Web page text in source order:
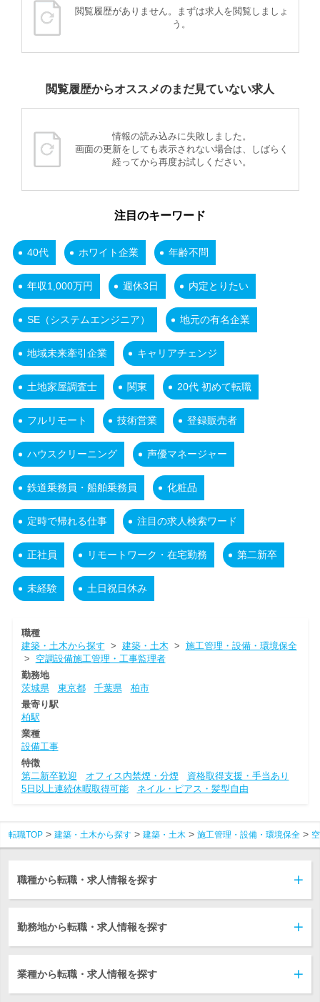
閲覧履歴がありません。まずは求人を閲覧しましょ
う。
閲覧履歴からオススメのまだ見ていない求人
情報の読み込みに失敗しました。
画面の更新をしても表示されない場合は、しばらく
経ってから再度お試しください。
注目のキーワード
40代 ホワイト企業 年齢不問
年収1,000万円 週休3日 内定とりたい
SE（システムエンジニア） 地元の有名企業
地域未来牽引企業 キャリアチェンジ
土地家屋調査士 関東 20代 初めて転職
フルリモート 技術営業 登録販売者
ハウスクリーニング 声優マネージャー
鉄道乗務員・船舶乗務員 化粧品
定時で帰れる仕事 注目の求人検索ワード
正社員 リモートワーク・在宅勤務 第二新卒
未経験 土日祝日休み
職種
建築・土木から探す > 建築・土木 > 施工管理・設備・環境保全
> 空調設備施工管理・工事監理者
勤務地
茨城県
東京都 千葉県
柏市
最寄り駅
柏駅
業種
設備工事
特徴
第二新卒歓迎
オフィス内禁煙・分煙
資格取得支援・手当あり
5日以上連続休暇取得可能
ネイル・ピアス・髪型自由
転職TOP 建築・土木から探す 建築・土木 施工管理・設備・環境保全
職種から転職・求人情報を探す
勤務地から転職・求人情報を探す
業種から転職・求人情報を探す